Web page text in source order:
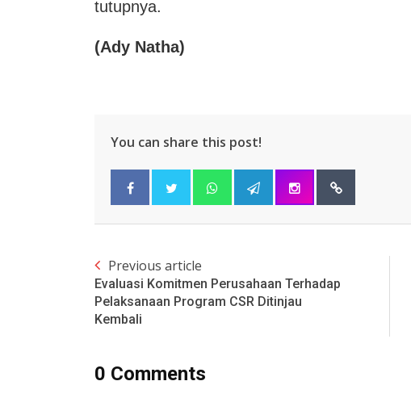
tutupnya.
(Ady Natha)
You can share this post!
Previous article
Evaluasi Komitmen Perusahaan Terhadap
Pelaksanaan Program CSR Ditinjau
Kembali
0 Comments